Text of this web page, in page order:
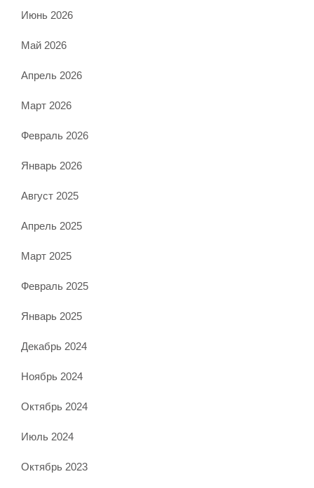
Июнь 2026
Май 2026
Апрель 2026
Март 2026
Февраль 2026
Январь 2026
Август 2025
Апрель 2025
Март 2025
Февраль 2025
Январь 2025
Декабрь 2024
Ноябрь 2024
Октябрь 2024
Июль 2024
Октябрь 2023